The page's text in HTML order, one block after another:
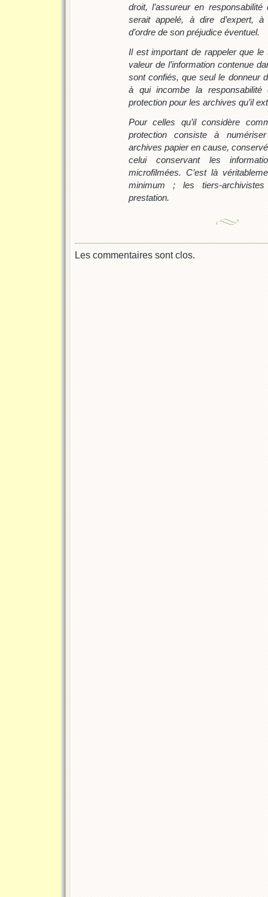
droit, l’assureur en
serait appelé, à dire d’expert, à
d’ordre de son préjudice éventuel.
Il est important de rappeler que le
valeur de l’information contenue
sont confiés, que seul le donneur
à qui incombe la responsabilité
protection pour les archives qu’il
Pour celles qu’il considère
protection consiste à
archives papier en cause,
celui conservant les
microfilmées. C’est là
minimum ; les tiers-
prestation.
Les commentaires sont clos.